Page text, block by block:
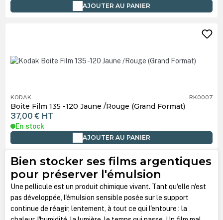
AJOUTER AU PANIER
KODAK RK0007
Boite Film 135 -120 Jaune /Rouge (Grand Format)
37,00 € HT
En stock
AJOUTER AU PANIER
Bien stocker ses films argentiques
pour préserver l'émulsion
Une pellicule est un produit chimique vivant. Tant qu'elle n'est
pas développée, l'émulsion sensible posée sur le support
continue de réagir, lentement, à tout ce qui l'entoure : la